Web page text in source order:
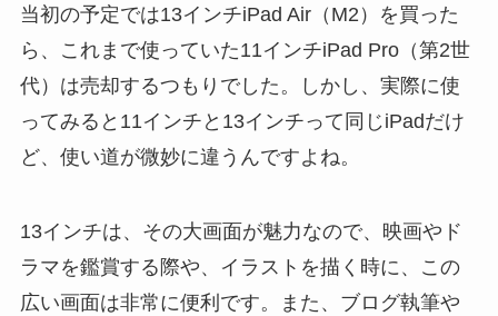
当初の予定では13インチiPad Air（M2）を買った
ら、これまで使っていた11インチiPad Pro（第2世
代）は売却するつもりでした。しかし、実際に使
ってみると11インチと13インチって同じiPadだけ
ど、使い道が微妙に違うんですよね。
13インチは、その大画面が魅力なので、映画やド
ラマを鑑賞する際や、イラストを描く時に、この
広い画面は非常に便利です。また、ブログ執筆や